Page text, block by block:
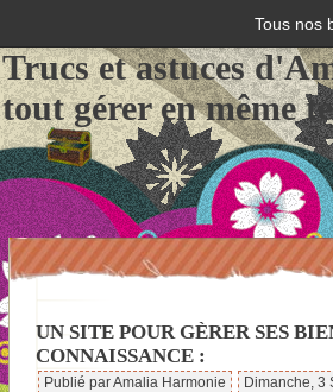
Tous nos
Trucs et astuces
tout gérer en même
UN SITE POUR GÈRER SES
CONNAISSANCE :
Publié par Amalia Harmonie Dimanche, 3